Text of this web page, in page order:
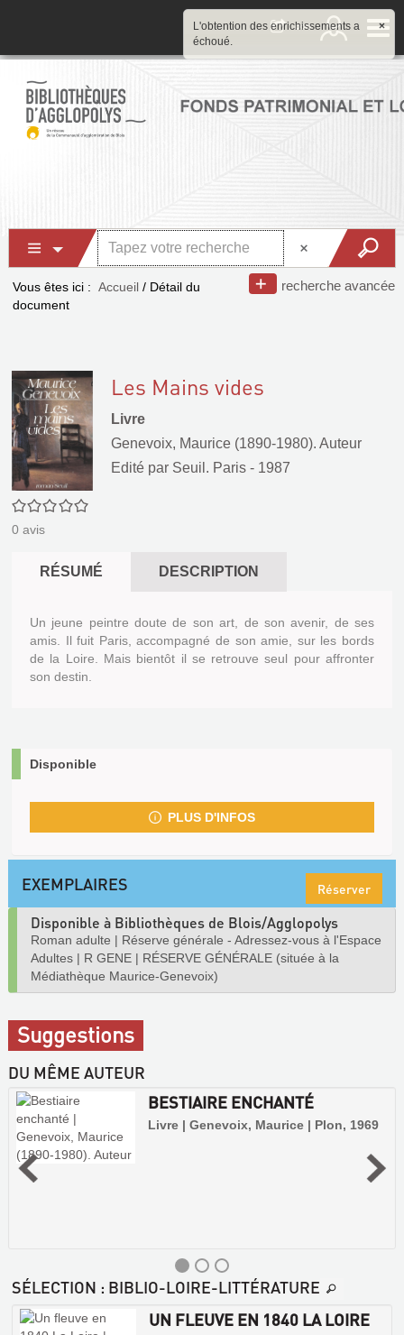
recherche avancée
Vous êtes ici : Accueil / Détail du
document
0/5
0 avis
Les Mains vides
Livre
Genevoix, Maurice (1890-1980). Auteur
Edité par Seuil. Paris - 1987
RÉSUMÉ DESCRIPTION
Un jeune peintre doute de son art, de son avenir, de ses
amis. Il fuit Paris, accompagné de son amie, sur les bords
de la Loire. Mais bientôt il se retrouve seul pour affronter
son destin.
Disponible
PLUS D'INFOS
EXEMPLAIRES Réserver
Disponible à Bibliothèques de Blois/Agglopolys
Roman adulte | Réserve générale - Adressez-vous à l'Espace
Adultes | R GENE | RÉSERVE GÉNÉRALE (située à la
Médiathèque Maurice-Genevoix)
Suggestions
DU MÊME AUTEUR
BESTIAIRE ENCHANTÉ
Livre | Genevoix, Maurice | Plon, 1969
SÉLECTION : BIBLIO-LOIRE-LITTÉRATURE
UN FLEUVE EN 1840 LA LOIRE
×
L'obtention des enrichissements a
échoué.